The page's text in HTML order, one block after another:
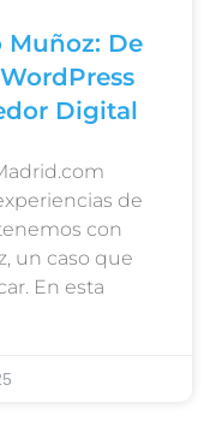
Muñoz: De
Digital
de
con
un caso que
En esta